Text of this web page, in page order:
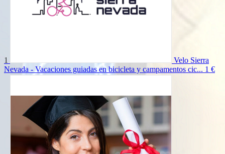
1
Velo Sierra
Nevada - Vacaciones guiadas en bicicleta y campamentos cic... 1 €